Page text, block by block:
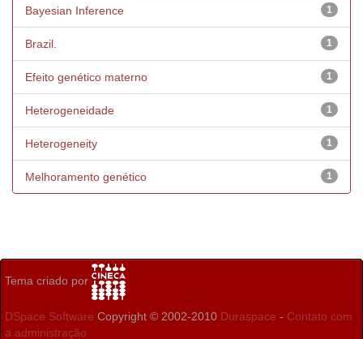
1
Bayesian Inference
1
Brazil.
1
Efeito genético materno
1
Heterogeneidade
1
Heterogeneity
1
Melhoramento genético
Tema criado por
DSpace Software Copyright © 2002-2010 Duraspace - Contato com
a administração